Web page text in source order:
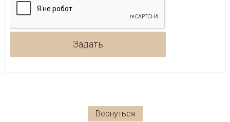
Задать
Вернуться